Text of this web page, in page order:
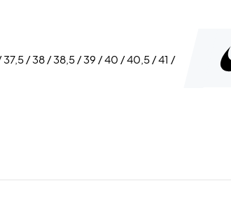
37,5 / 38 / 38,5 / 39 / 40 / 40,5 / 41 /